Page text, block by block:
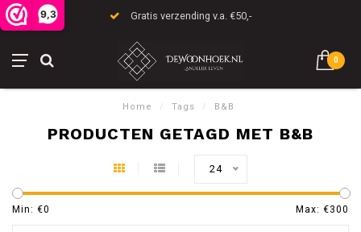
9,3 Gratis verzending v.a. €50,-
0
Home / Tags / B&B
PRODUCTEN GETAGD MET B&B
24
Min: €0 Max: €300